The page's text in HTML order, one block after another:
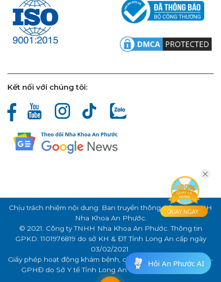
Kết nối với chúng tôi:
Chịu trách nhiệm nội dung: Ban truyền thông Công ty TNHH
Nha Khoa An Phước.
© 2021. Công ty TNHH Nha Khoa An Phước. Thông tin
GPKD: 1101976819 do sở KH & ĐT Tỉnh Long An cấp ngày
03/02/2021.
Giấy phép hoạt động khám bệnh, chữa bệnh số: 000341/LA -
GPHĐ do Sở Y tế Tỉnh Long An cấp ngày 26/05/2021.
Hỏi An Phước AI